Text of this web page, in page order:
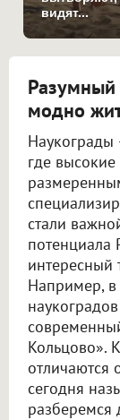
видят...
Разумный
модно
Наукограды
где высокие
стали
потенциала
интересный
Например,
Кольцово».
отличаются
сегодня
разберемся